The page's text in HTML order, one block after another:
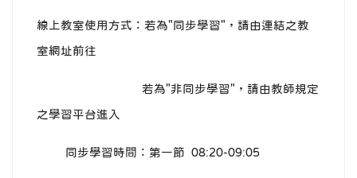
線上教室使用方式：若為"同步學習"，請由連結之教
室網址前往
若為"非同步學習"，請由教師規定
之學習平台進入
同步學習時間：第一節 08:20-09:05